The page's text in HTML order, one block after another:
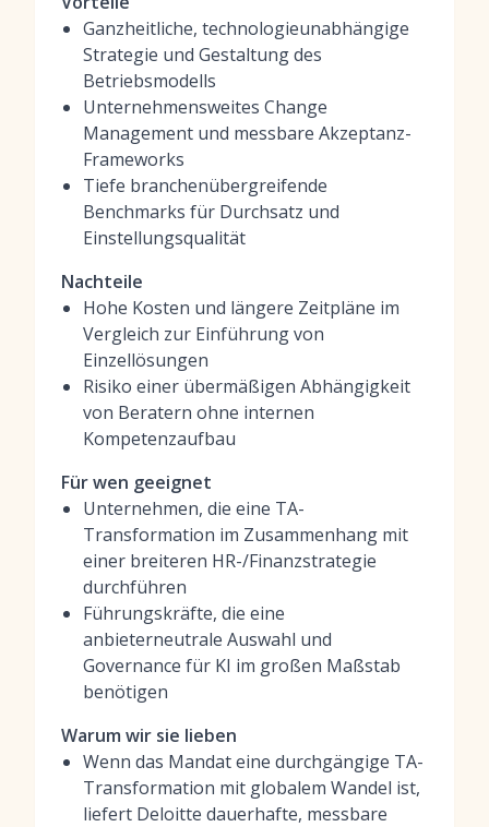
Ganzheitliche, technologieunabhängige
Strategie und Gestaltung des
Betriebsmodells
Unternehmensweites Change
Management und messbare Akzeptanz-
Frameworks
Tiefe branchenübergreifende
Benchmarks für Durchsatz und
Einstellungsqualität
Nachteile
Hohe Kosten und längere Zeitpläne im
Vergleich zur Einführung von
Einzellösungen
Risiko einer übermäßigen Abhängigkeit
von Beratern ohne internen
Kompetenzaufbau
Für wen geeignet
Unternehmen, die eine TA-
Transformation im Zusammenhang mit
einer breiteren HR-/Finanzstrategie
durchführen
Führungskräfte, die eine
anbieterneutrale Auswahl und
Governance für KI im großen Maßstab
benötigen
Warum wir sie lieben
Wenn das Mandat eine durchgängige TA-
Transformation mit globalem Wandel ist,
liefert Deloitte dauerhafte, messbare